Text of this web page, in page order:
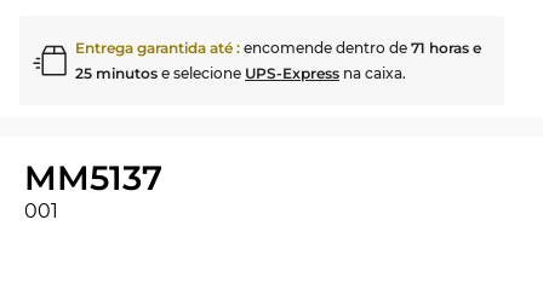
Entrega garantida até : encomende dentro de 71 horas e
25 minutos e selecione UPS-Express na caixa.
MM5137
001